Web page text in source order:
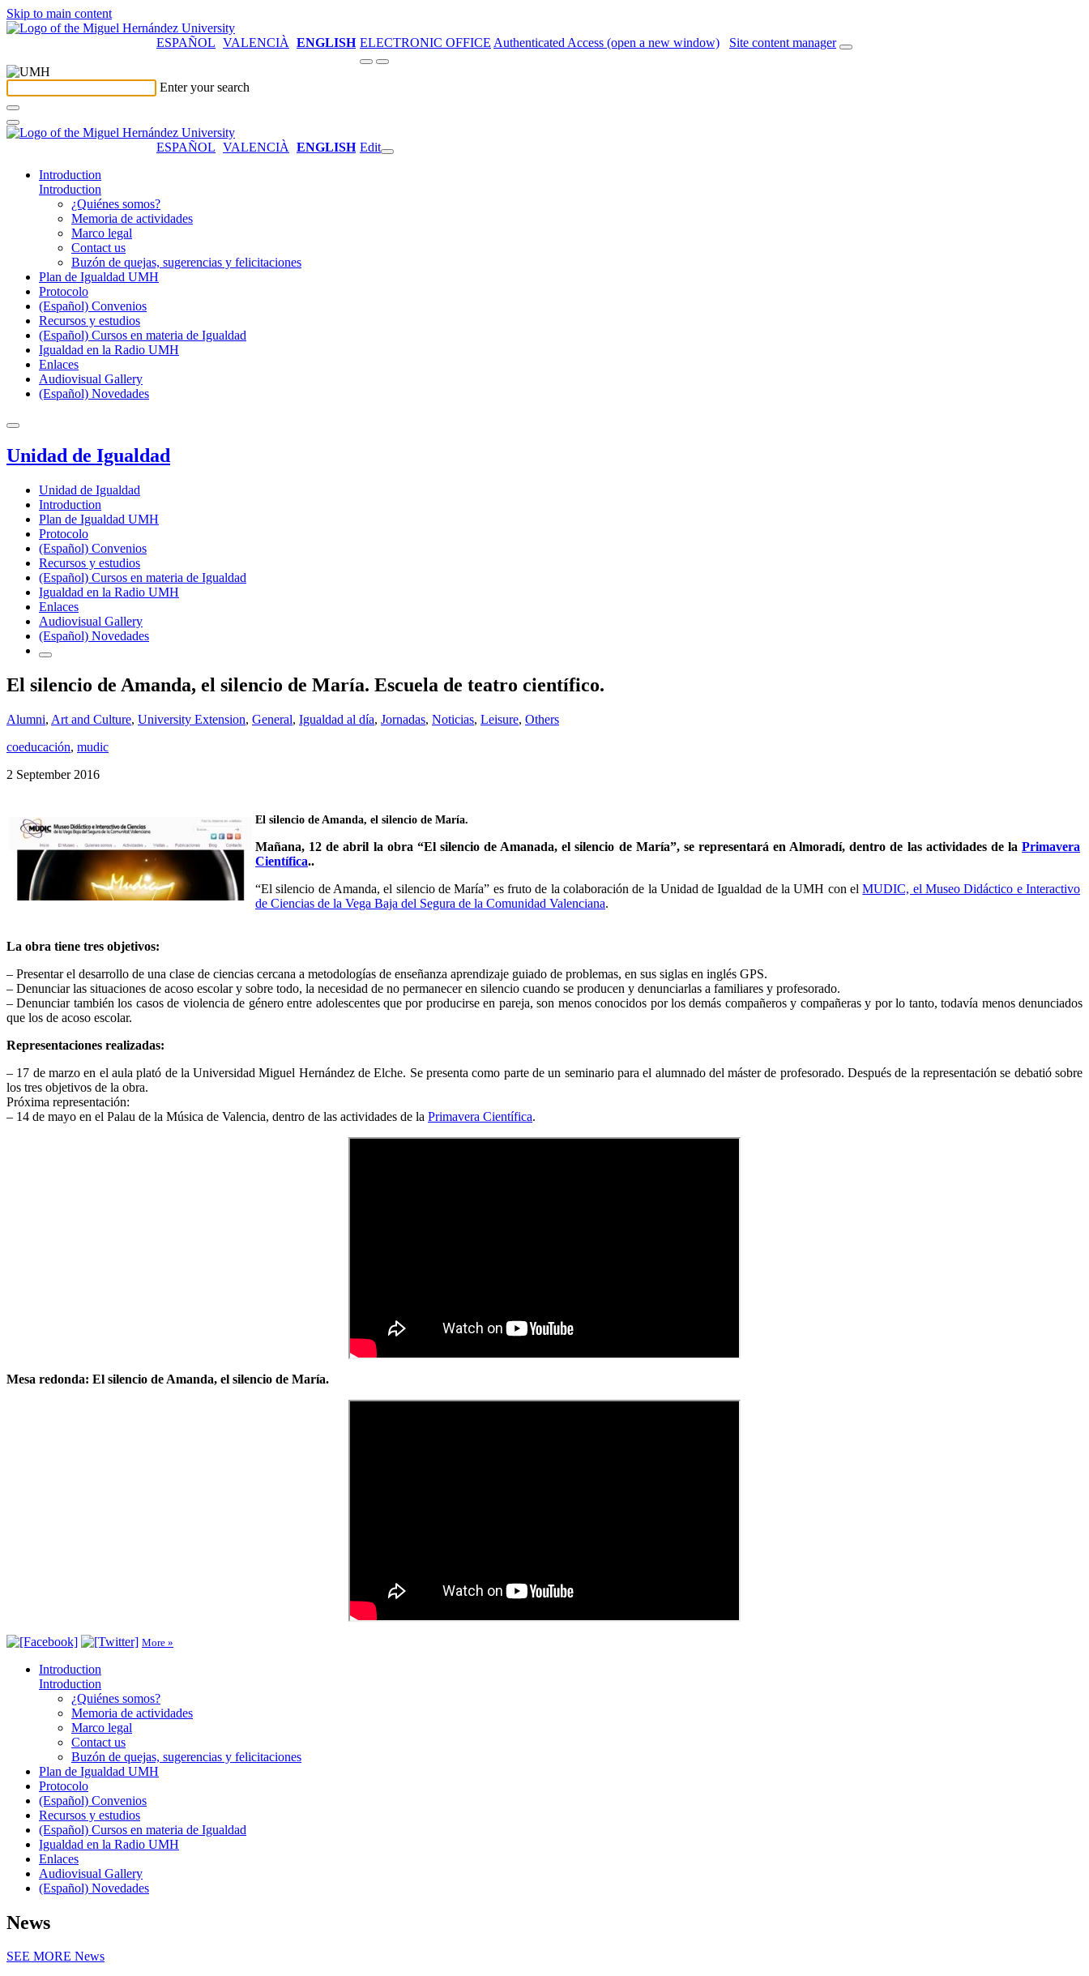
Skip to main content
ESPAÑOL VALENCIÀ ENGLISH ELECTRONIC OFFICE Authenticated Access (open a new window) Site content manager
Enter your search
ESPAÑOL VALENCIÀ ENGLISH Edit
Introduction
Introduction
¿Quiénes somos?
Memoria de actividades
Marco legal
Contact us
Buzón de quejas, sugerencias y felicitaciones
Plan de Igualdad UMH
Protocolo
(Español) Convenios
Recursos y estudios
(Español) Cursos en materia de Igualdad
Igualdad en la Radio UMH
Enlaces
Audiovisual Gallery
(Español) Novedades
Unidad de Igualdad
Unidad de Igualdad
Introduction
Plan de Igualdad UMH
Protocolo
(Español) Convenios
Recursos y estudios
(Español) Cursos en materia de Igualdad
Igualdad en la Radio UMH
Enlaces
Audiovisual Gallery
(Español) Novedades
El silencio de Amanda, el silencio de María. Escuela de teatro científico.
Alumni, Art and Culture, University Extension, General, Igualdad al día, Jornadas, Noticias, Leisure, Others
coeducación, mudic
2 September 2016
El silencio de Amanda, el silencio de María.
Mañana, 12 de abril la obra “El silencio de Amanada, el silencio de María”, se representará en Almoradí, dentro de las actividades de la Primavera
Científica..
“El silencio de Amanda, el silencio de María” es fruto de la colaboración de la Unidad de Igualdad de la UMH con elMUDIC, el Museo Didáctico e Interactivo
de Ciencias de la Vega Baja del Segura de la Comunidad Valenciana.
La obra tiene tres objetivos:
– Presentar el desarrollo de una clase de ciencias cercana a metodologías de enseñanza aprendizaje guiado de problemas, en sus siglas en inglés GPS.
– Denunciar las situaciones de acoso escolar y sobre todo, la necesidad de no permanecer en silencio cuando se producen y denunciarlas a familiares y profesorado.
– Denunciar también los casos de violencia de género entre adolescentes que por producirse en pareja, son menos conocidos por los demás compañeros y compañeras y por lo tanto, todavía menos denunciados
que los de acoso escolar.
Representaciones realizadas:
– 17 de marzo en el aula plató de la Universidad Miguel Hernández de Elche. Se presenta como parte de un seminario para el alumnado del máster de profesorado. Después de la representación se debatió sobre
los tres objetivos de la obra.
Próxima representación:
– 14 de mayo en el Palau de la Música de Valencia, dentro de las actividades de la Primavera Científica.
Mesa redonda: El silencio de Amanda, el silencio de María.
More »
Introduction
Introduction
¿Quiénes somos?
Memoria de actividades
Marco legal
Contact us
Buzón de quejas, sugerencias y felicitaciones
Plan de Igualdad UMH
Protocolo
(Español) Convenios
Recursos y estudios
(Español) Cursos en materia de Igualdad
Igualdad en la Radio UMH
Enlaces
Audiovisual Gallery
(Español) Novedades
News
SEE MORE News